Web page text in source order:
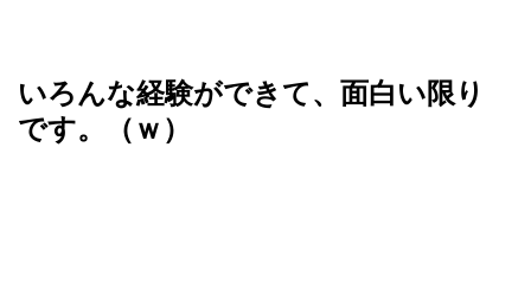
いろんな経験ができて、面白い限り
です。（ｗ）